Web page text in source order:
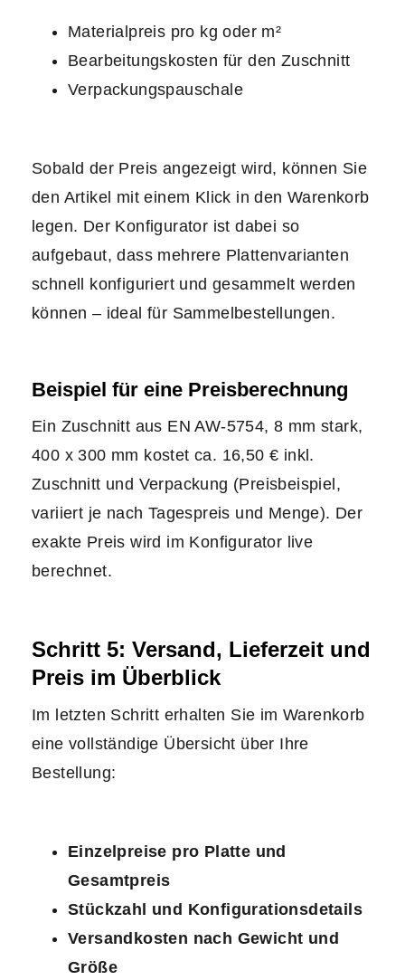
Materialpreis pro kg oder m²
Bearbeitungskosten für den Zuschnitt
Verpackungspauschale
Sobald der Preis angezeigt wird, können Sie
den Artikel mit einem Klick in den Warenkorb
legen. Der Konfigurator ist dabei so
aufgebaut, dass mehrere Plattenvarianten
schnell konfiguriert und gesammelt werden
können – ideal für Sammelbestellungen.
Beispiel für eine Preisberechnung
Ein Zuschnitt aus EN AW-5754, 8 mm stark,
400 x 300 mm kostet ca. 16,50 € inkl.
Zuschnitt und Verpackung (Preisbeispiel,
variiert je nach Tagespreis und Menge). Der
exakte Preis wird im Konfigurator live
berechnet.
Schritt 5: Versand, Lieferzeit und
Preis im Überblick
Im letzten Schritt erhalten Sie im Warenkorb
eine vollständige Übersicht über Ihre
Bestellung:
Einzelpreise pro Platte und
Gesamtpreis
Stückzahl und Konfigurationsdetails
Versandkosten nach Gewicht und
Größe